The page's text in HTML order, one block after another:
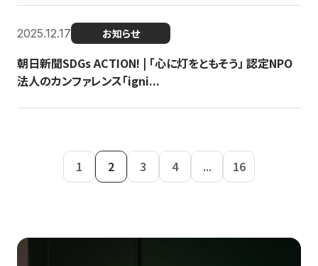
2025.12.17 お知らせ
朝日新聞SDGs ACTION! | 「心に灯をともそう」 認定NPO
法人のカンファレンス「igni...
1 2 3 4 ... 16